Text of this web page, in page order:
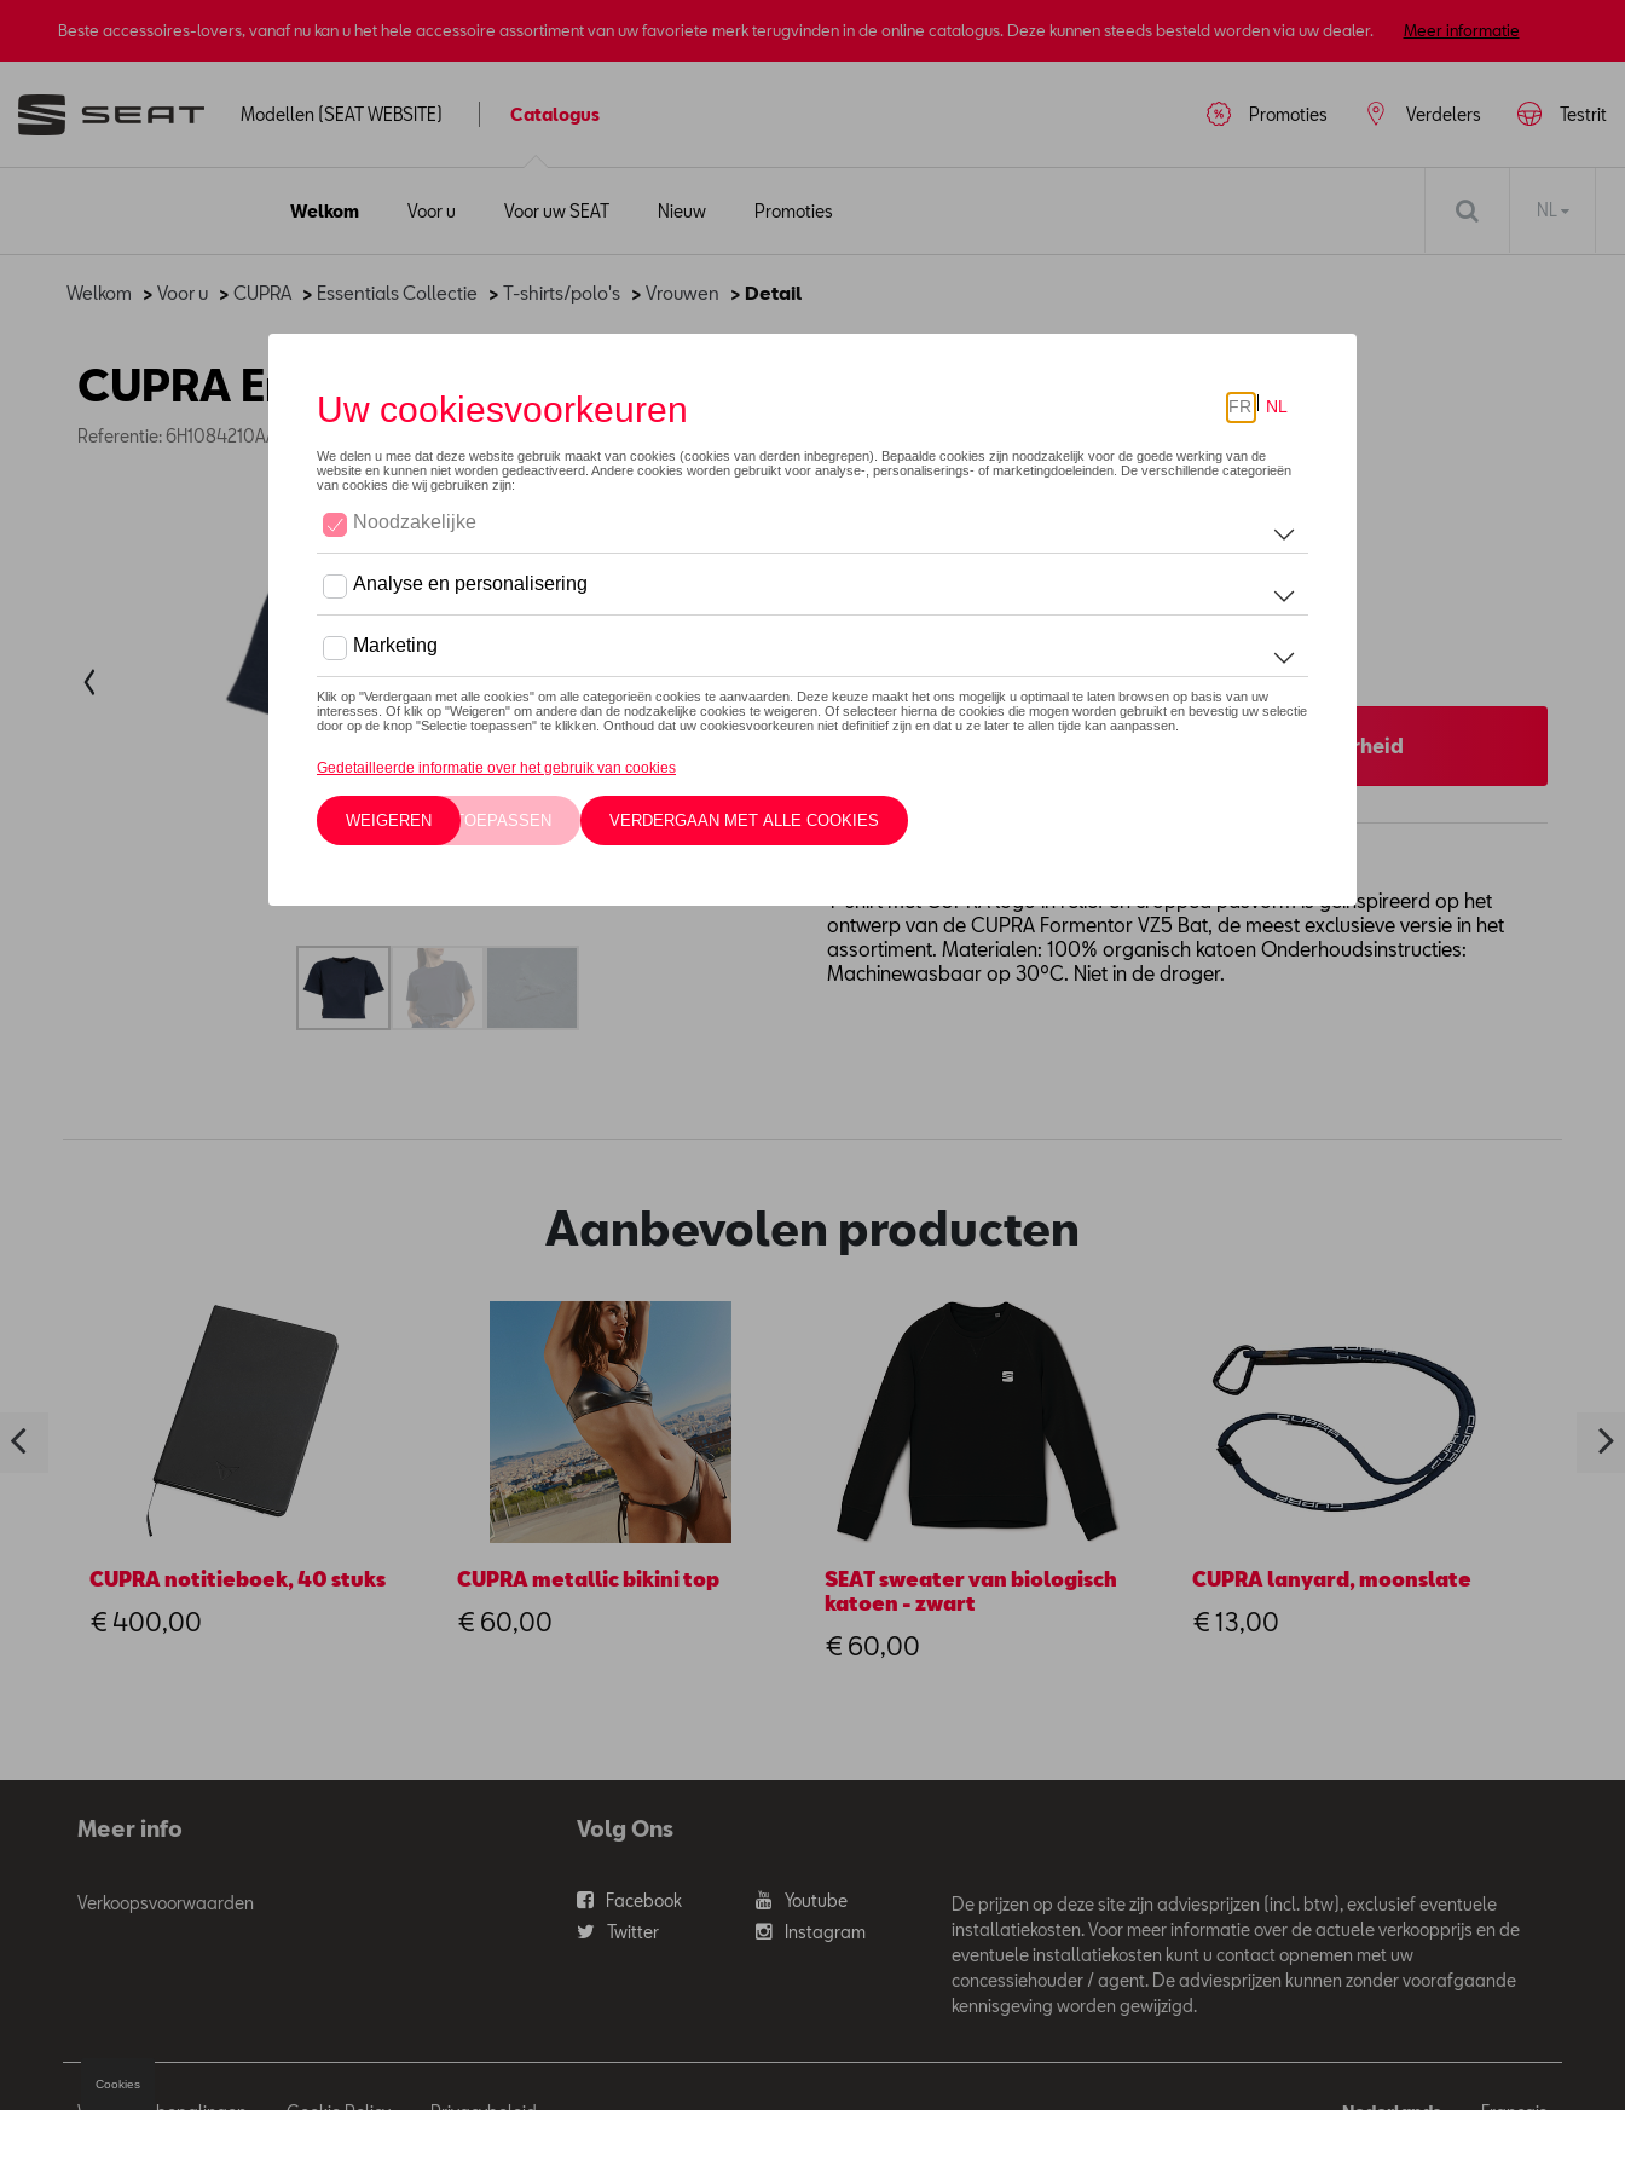
Beste accessoires-lovers, vanaf nu kan u het hele accessoire assortiment van uw favoriete merk terugvinden in de online catalogus. Deze kunnen steeds besteld worden via uw dealer. Meer informatie
Modellen (SEAT WEBSITE) Catalogus
Welkom Voor u Voor uw SEAT Nieuw Promoties
Testrit
Verdelers
Promoties
NL
Welkom > Voor u > CUPRA > Essentials Collectie > T-shirts/polo's > Vrouwen > Detail
CUPRA Embossed Logo t-shirt, moonslate - M
Referentie: 6H1084210AAIBJ
Dit product is momenteel niet op stock
Contacteer uw dealer voor beschikbaarheid
T-shirt met CUPRA logo in reliëf en cropped pasvorm is geïnspireerd op het
ontwerp van de CUPRA Formentor VZ5 Bat, de meest exclusieve versie in het
assortiment. Materialen: 100% organisch katoen Onderhoudsinstructies:
Machinewasbaar op 30ºC. Niet in de droger.
Aanbevolen producten
CUPRA notitieboek, 40 stuks
€ 400,00
CUPRA metallic bikini top
€ 60,00
SEAT sweater van biologisch
katoen - zwart
€ 60,00
CUPRA lanyard, moonslate
€ 13,00
Meer info
Verkoopsvoorwaarden
Volg Ons
Facebook
Youtube
Twitter
Instagram
De prijzen op deze site zijn adviesprijzen (incl. btw), exclusief eventuele
installatiekosten. Voor meer informatie over de actuele verkoopprijs en de
eventuele installatiekosten kunt u contact opnemen met uw
concessiehouder / agent. De adviesprijzen kunnen zonder voorafgaande
kennisgeving worden gewijzigd.
Wettelijke bepalingen Cookie Policy Privacybeleid Nederlands
Français
Cookies